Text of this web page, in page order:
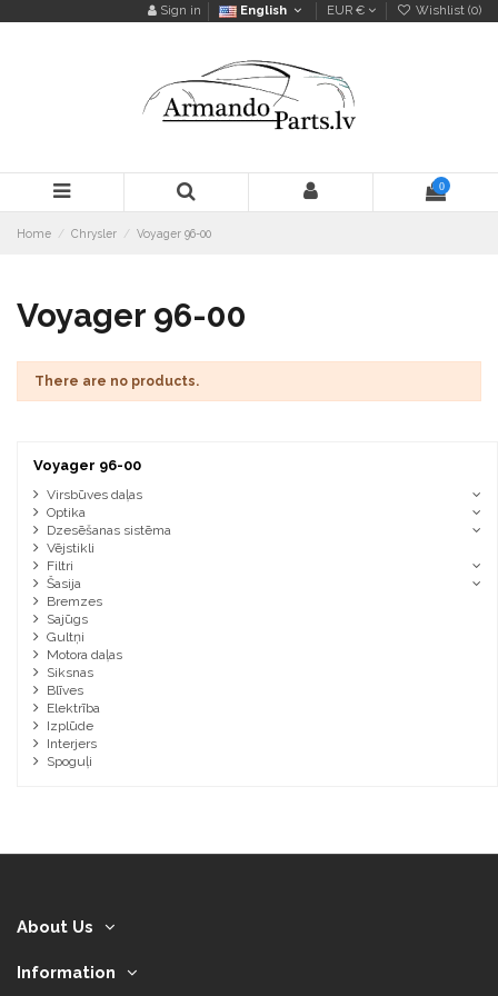
Sign in English EUR € Wishlist (0)
0
Home Chrysler Voyager 96-00
Voyager 96-00
There are no products.
Voyager 96-00
Virsbūves daļas
Optika
Dzesēšanas sistēma
Vējstikli
Filtri
Šasija
Bremzes
Sajūgs
Gultņi
Motora daļas
Siksnas
Blīves
Elektrība
Izplūde
Interjers
Spoguļi
About Us
Information